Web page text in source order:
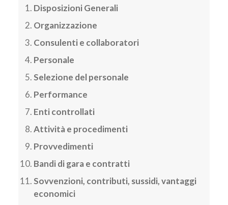
Disposizioni Generali
Organizzazione
Consulenti e collaboratori
Personale
Selezione del personale
Performance
Enti controllati
Attività e procedimenti
Provvedimenti
Bandi di gara e contratti
Sovvenzioni, contributi, sussidi, vantaggi
economici